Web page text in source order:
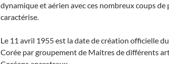
dynamique et aérien avec ces nombreux coups de
caractérise.
Le 11 avril 1955 est la date de création officielle
Corée par groupement de Maitres de différents